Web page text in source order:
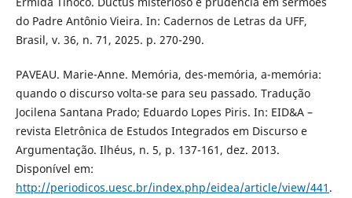
do Padre Antônio Vieira. In: Cadernos de Letras da UFF,
Brasil, v. 36, n. 71, 2025. p. 270-290.
PAVEAU. Marie-Anne. Memória, des-memória, a-memória:
quando o discurso volta-se para seu passado. Tradução
Jocilena Santana Prado; Eduardo Lopes Piris. In: EID&A –
revista Eletrônica de Estudos Integrados em Discurso e
Argumentação. Ilhéus, n. 5, p. 137-161, dez. 2013.
Disponível em:
http://periodicos.uesc.br/index.php/eidea/article/view/441 .